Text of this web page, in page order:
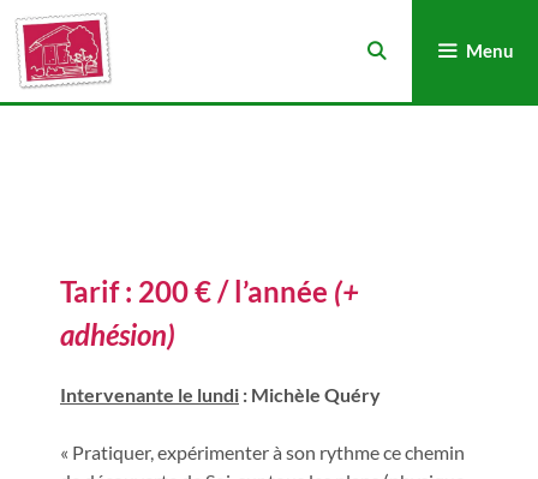
Menu
Tarif : 200 € / l’année (+
adhésion)
Intervenante le lundi : Michèle Quéry
« Pratiquer, expérimenter à son rythme ce chemin